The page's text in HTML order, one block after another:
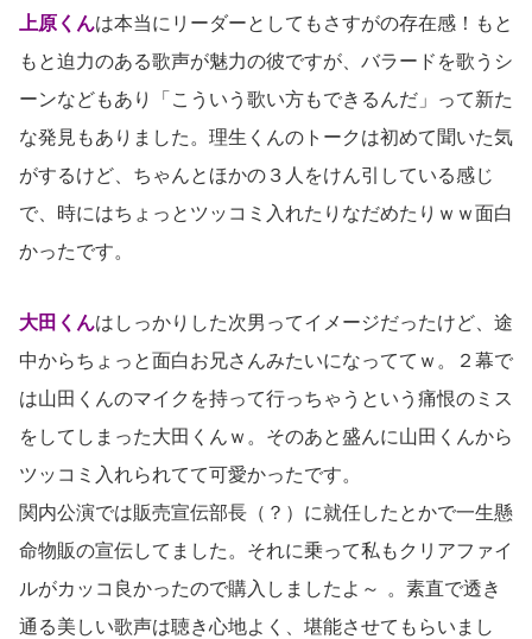
上原くんは本当にリーダーとしてもさすがの存在感！もと
もと迫力のある歌声が魅力の彼ですが、バラードを歌うシ
ーンなどもあり「こういう歌い方もできるんだ」って新た
な発見もありました。理生くんのトークは初めて聞いた気
がするけど、ちゃんとほかの３人をけん引している感じ
で、時にはちょっとツッコミ入れたりなだめたりｗｗ面白
かったです。
大田くんはしっかりした次男ってイメージだったけど、途
中からちょっと面白お兄さんみたいになっててｗ。２幕で
は山田くんのマイクを持って行っちゃうという痛恨のミス
をしてしまった大田くんｗ。そのあと盛んに山田くんから
ツッコミ入れられてて可愛かったです。
関内公演では販売宣伝部長（？）に就任したとかで一生懸
命物販の宣伝してました。それに乗って私もクリアファイ
ルがカッコ良かったので購入しましたよ～
。素直で透き
通る美しい歌声は聴き心地よく、堪能させてもらいまし